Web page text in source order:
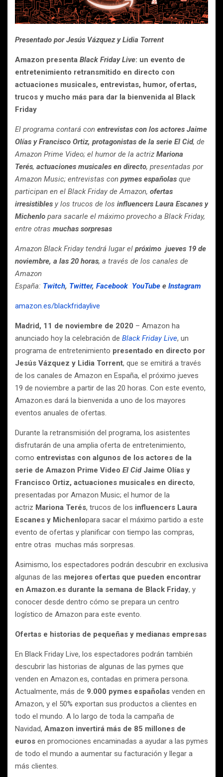
Presentado por Jesús Vázquez y Lidia Torrent
Amazon presenta Black Friday Live: un evento de
entretenimiento retransmitido en directo con
actuaciones musicales, entrevistas, humor, ofertas,
trucos y mucho más para dar la bienvenida al Black
Friday
El programa contará con entrevistas con los actores Jaime
Olías y Francisco Ortiz, protagonistas de la serie El Cid, de
Amazon Prime Video; el humor de la actriz Mariona
Terés, actuaciones musicales en directo, presentadas por
Amazon Music; entrevistas con pymes españolas que
participan en el Black Friday de Amazon, ofertas
irresistibles y los trucos de los influencers Laura Escanes y
Michenlo para sacarle el máximo provecho a Black Friday,
entre otras muchas sorpresas
Amazon Black Friday tendrá lugar el próximo jueves 19 de
noviembre, a las 20 horas, a través de los canales de
Amazon
España: Twitch, Twitter, Facebook YouTube e Instagram
amazon.es/blackfridaylive
Madrid, 11 de noviembre de 2020 – Amazon ha
anunciado hoy la celebración de Black Friday Live, un
programa de entretenimiento presentado en directo por
Jesús Vázquez y Lidia Torrent, que se emitirá a través
de los canales de Amazon en España, el próximo jueves
19 de noviembre a partir de las 20 horas. Con este evento,
Amazon.es dará la bienvenida a uno de los mayores
eventos anuales de ofertas.
Durante la retransmisión del programa, los asistentes
disfrutarán de una amplia oferta de entretenimiento,
como entrevistas con algunos de los actores de la
serie de Amazon Prime Video El Cid Jaime Olías y
Francisco Ortiz, actuaciones musicales en directo,
presentadas por Amazon Music; el humor de la
actriz Mariona Terés, trucos de los influencers Laura
Escanes y Michenlopara sacar el máximo partido a este
evento de ofertas y planificar con tiempo las compras,
entre otras muchas más sorpresas.
Asimismo, los espectadores podrán descubrir en exclusiva
algunas de las mejores ofertas que pueden encontrar
en Amazon.es durante la semana de Black Friday, y
conocer desde dentro cómo se prepara un centro
logístico de Amazon para este evento.
Ofertas e historias de pequeñas y medianas empresas
En Black Friday Live, los espectadores podrán también
descubrir las historias de algunas de las pymes que
venden en Amazon.es, contadas en primera persona.
Actualmente, más de 9.000 pymes españolas venden en
Amazon, y el 50% exportan sus productos a clientes en
todo el mundo. A lo largo de toda la campaña de
Navidad, Amazon invertirá más de 85 millones de
euros en promociones encaminadas a ayudar a las pymes
de todo el mundo a aumentar su facturación y llegar a
más clientes.